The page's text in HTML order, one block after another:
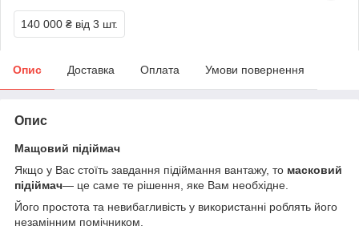
140 000 ₴ від 3 шт.
Опис Доставка Оплата Умови повернення
Опис
Мащовий підіймач
Якщо у Вас стоїть завдання підіймання вантажу, то масковий
підіймач— це саме те рішення, яке Вам необхідне.
Його простота та невибагливість у використанні роблять його
незамінним помічником.